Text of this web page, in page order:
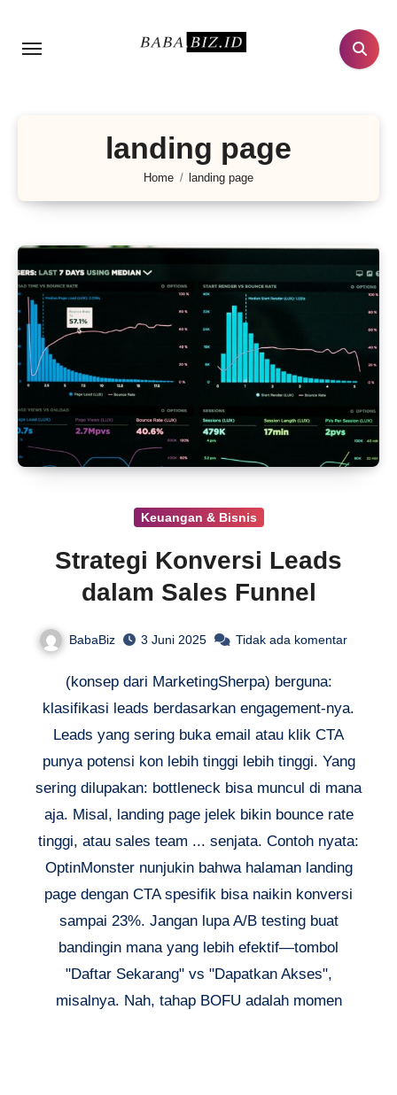
landing page
Home landing page
Keuangan & Bisnis
Strategi Konversi Leads
dalam Sales Funnel
BabaBiz 3 Juni 2025 Tidak ada komentar
(konsep dari MarketingSherpa) berguna:
klasifikasi leads berdasarkan engagement-nya.
Leads yang sering buka email atau klik CTA
punya potensi kon lebih tinggi lebih tinggi. Yang
sering dilupakan: bottleneck bisa muncul di mana
aja. Misal, landing page jelek bikin bounce rate
tinggi, atau sales team ... senjata. Contoh nyata:
OptinMonster nunjukin bahwa halaman landing
page dengan CTA spesifik bisa naikin konversi
sampai 23%. Jangan lupa A/B testing buat
bandingin mana yang lebih efektif—tombol
"Daftar Sekarang" vs "Dapatkan Akses",
misalnya. Nah, tahap BOFU adalah momen